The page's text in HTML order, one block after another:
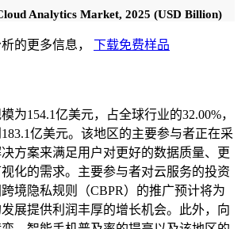
Analytics Market, 2025 (USD Billion)
的更多信息， 下载免费样品
为154.1亿美元，占全球行业的32.00%，
亿美元。该地区的主要参与者正在采
方案来满足用户对更好的数据质量、更
化的需求。主要参与者对云服务的投资
境隐私规则（CBPR）的推广预计将为
展提供利润丰厚的增长机会。此外，向